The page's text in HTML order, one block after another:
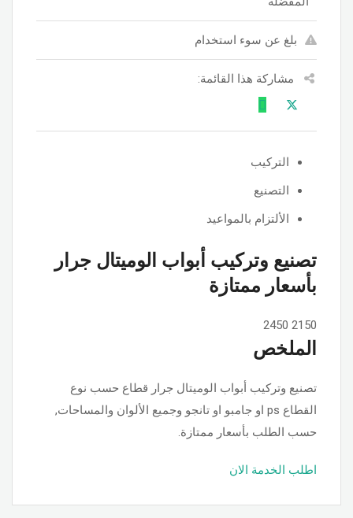
بلغ عن سوء استخدام
مشاركة هذا القائمة:
التركيب
التصنيع
الألتزام بالمواعيد
تصنيع وتركيب أبواب الوميتال جرار
بأسعار ممتازة
2150
2450
الملخص
تصنيع وتركيب أبواب الوميتال جرار قطاع حسب نوع
القطاع ps او جامبو او تانجو وجميع الألوان والمساحات,
حسب الطلب بأسعار ممتازة.
اطلب الخدمة الان